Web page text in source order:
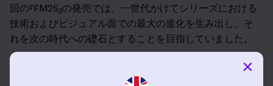
回の『FM25』の発売では、一世代かけてシリーズにおける
技術およびビジュアル面での最大の進化を生み出し、そ
れを次の時代への礎石とすることを目指していました。
さまざまな困難、そして多くの不慮の事態により、現状
はゲームの多くの部分において私たちが目標としたこと
×